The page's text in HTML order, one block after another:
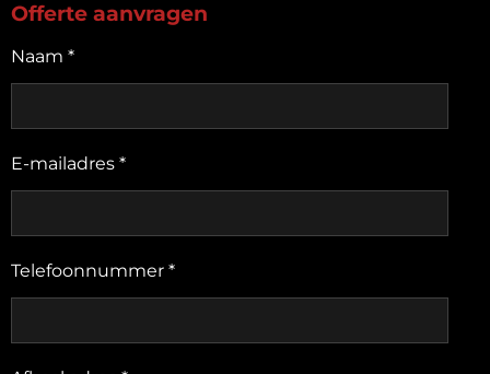
Offerte aanvragen
Naam *
E-mailadres *
Telefoonnummer *